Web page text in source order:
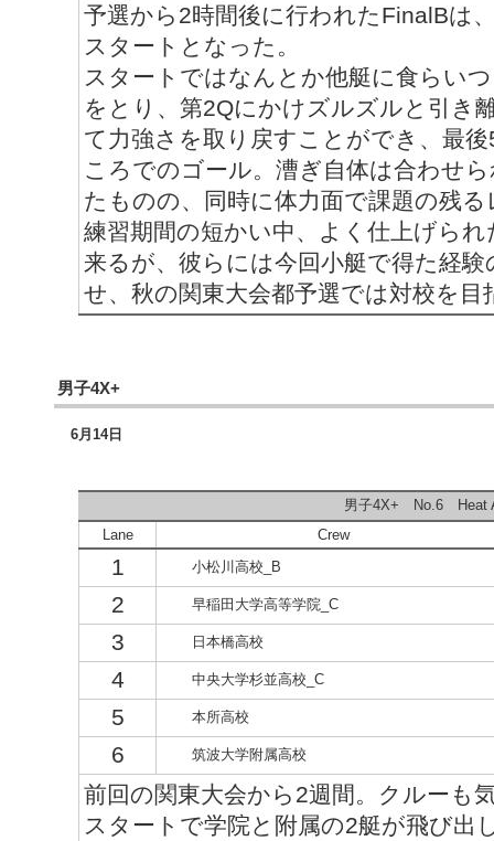
予選から2時間後に行われたFinalBは
スタートとなった。
スタートではなんとか他艇に食らい
をとり、第2Qにかけズルズルと引き
て力強さを取り戻すことができ、最
ころでのゴール。漕ぎ自体は合わせ
たものの、同時に体力面で課題の残
練習期間の短かい中、よく仕上げら
来るが、彼らには今回小艇で得た経
せ、秋の関東大会都予選では対校を目
男子4X+
6月14日
男子4X+ No.6 Heat
Lane
Crew
1 小松川高校_B
2 早稲田大学高等学院_C
3 日本橋高校
4 中央大学杉並高校_C
5 本所高校
6 筑波大学附属高校
前回の関東大会から2週間。クルーも
スタートで学院と附属の2艇が飛び出